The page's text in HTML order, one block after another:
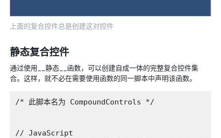
上面的复合控件总是创建这对控件
静态复合控件
通过使用__静态__函数，可以创建自成一体的完整复合控件集
合。这样，就不必在需要使用函数的同一脚本中声明该函数。
/* 此脚本名为 CompoundControls */
// JavaScript